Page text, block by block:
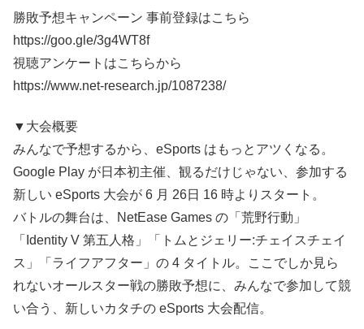
勝敗予想キャンペーン 事前登録はこちら
https://goo.gle/3g4WT8f
視聴アンケートはこちらから
https://www.net-research.jp/1087238/
▼大会概要
みんなで予想するから、eSports はもっとアツくなる。
Google Play が日本初主催、観るだけじゃない、参加する
新しい eSports 大会が 6 月 26日 16 時よりスタート。
バトルの舞台は、NetEase Games の「荒野行動」
「Identity V 第五人格」「トムとジェリー:チェイスチェイ
ス」「ライフアフター」の 4 タイトル。ここでしか見ら
れないオールスター戦の勝敗予想に、みんなで参加して競
い合う、新しいカタチの eSports 大会配信。